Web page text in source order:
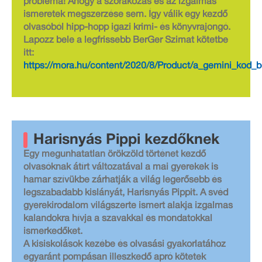
ismeretek megszerzése sem. Így válik egy kezdő
olvasóból hipp-hopp igazi krimi- és könyvrajongó.
Lapozz bele a legfrissebb BerGer Szimat kötetbe
itt:
https://mora.hu/content/2020/8/Product/
Harisnyás Pippi kezdőknek
Egy megunhatatlan örökzöld történet kezdő
olvasóknak átírt változatával a mai gyerekek is
hamar szívükbe zárhatják a világ legerősebb és
legszabadabb kislányát, Harisnyás Pippit. A svéd
gyerekirodalom világszerte ismert alakja izgalmas
kalandokra hívja a szavakkal és mondatokkal
ismerkedőket.
A kisiskolások kezébe és olvasási gyakorlatához
egyaránt pompásan illeszkedő apró kötetek